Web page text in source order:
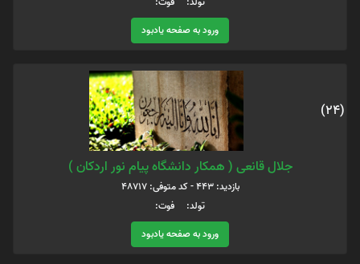
ورود به صفحه یادبود
(24)
جلال قانعی ( همکار دانشگاه پیام نور اردکان )
بازدید: 443 - کد متوفی: 48717
تولد: فوت:
ورود به صفحه یادبود